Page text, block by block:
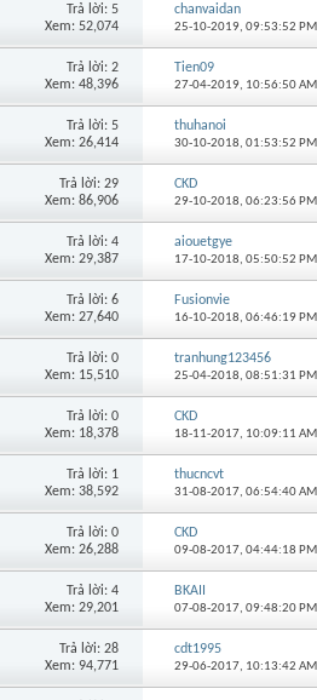
Trả lời: 5
Xem: 52,074
chanvaidan
25-10-2019,09:53:52 PM
Trả lời: 2
Xem: 48,396
Tien09
27-04-2019, 10:56:50 AM
Trả lời: 5
Xem: 26,414
thuhanoi
30-10-2018,01:53:52 PM
Trả lời: 29
Xem: 86,906
CKD
29-10-2018,06:23:56 PM
Trả lời: 4
Xem: 29,387
aiouetgye
17-10-2018,05:50:52 PM
Trả lời: 6
Xem: 27,640
Fusionvie
16-10-2018,06:46:19 PM
Trả lời: 0
Xem: 15,510
tranhung123456
25-04-2018,08:51:31 PM
Trả lời: 0
Xem: 18,378
CKD
18-11-2017, 10:09:11 AM
Trả lời: 1
Xem: 38,592
thucncvt
31-08-2017,06:54:40 AM
Trả lời: 0
Xem: 26,288
CKD
09-08-2017,04:44:18 PM
Trả lời: 4
Xem: 29,201
BKAII
07-08-2017,09:48:20 PM
Trả lời: 28
Xem: 94,771
cdt1995
29-06-2017, 10:13:42 AM